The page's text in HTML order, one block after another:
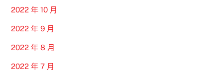
2022 年 10 月
2022 年 9 月
2022 年 8 月
2022 年 7 月